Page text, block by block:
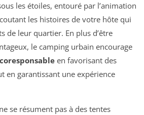
les étoiles, entouré par l’animation
les histoires de votre hôte qui
de leur quartier. En plus d’être
le camping urbain encourage
en favorisant des
en garantissant une expérience
se résument pas à des tentes